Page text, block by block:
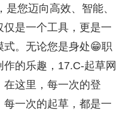
您迈向高效、智能、
是一个工具，更是一
。无论您是身处😁职
的乐趣，17.C-起草网
这里，每一次的登
一次的起草，都是一